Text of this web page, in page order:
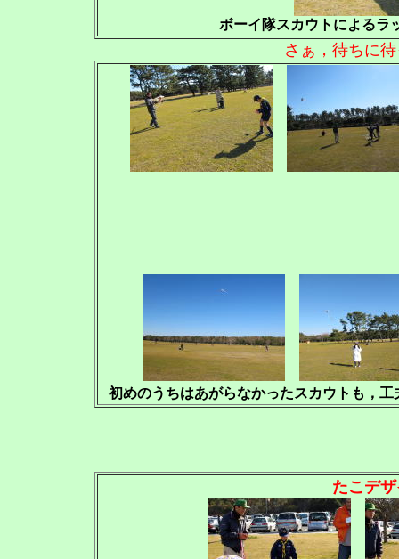
ボーイ隊スカウトによるラ
さぁ，待ちに
初めのうちはあがらなかったスカウトも，
たこデ